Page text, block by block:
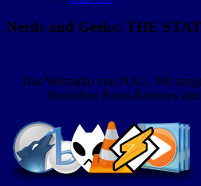
Nerds and Geeks: THE
Das Webradio von NAG. Mit
Bereichen Retro-Remixes